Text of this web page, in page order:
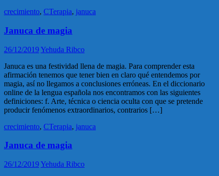
crecimiento, CTerapia, januca
Januca de magia
26/12/2019Yehuda Ribco
Januca es una festividad llena de magia. Para comprender esta
afirmación tenemos que tener bien en claro qué entendemos por
magia, así no llegamos a conclusiones erróneas. En el diccionario
online de la lengua española nos encontramos con las siguientes
definiciones: f. Arte, técnica o ciencia oculta con que se pretende
producir fenómenos extraordinarios, contrarios […]
crecimiento, CTerapia, januca
Januca de magia
26/12/2019Yehuda Ribco